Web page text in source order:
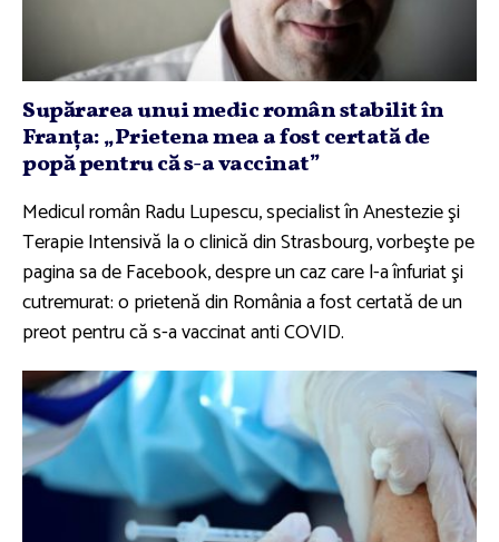
Supărarea unui medic român stabilit în
Franţa: „Prietena mea a fost certată de
popă pentru că s-a vaccinat”
Medicul român Radu Lupescu, specialist în Anestezie şi
Terapie Intensivă la o clinică din Strasbourg, vorbeşte pe
pagina sa de Facebook, despre un caz care l-a înfuriat şi
cutremurat: o prietenă din România a fost certată de un
preot pentru că s-a vaccinat anti COVID.